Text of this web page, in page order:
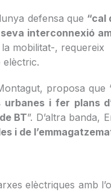
defensa que “cal
interconnexió
mobilitat-,
proposa que
i fer plans
BT”. D’altra banda,
i de
elèctriques amb